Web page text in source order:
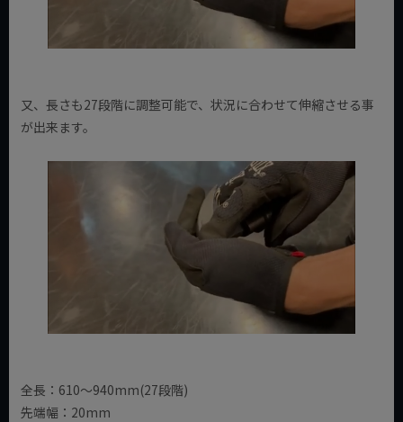
又、長さも27段階に調整可能で、状況に合わせて伸縮させる事
が出来ます。
全長：610～940mm(27段階)
先端幅：20mm